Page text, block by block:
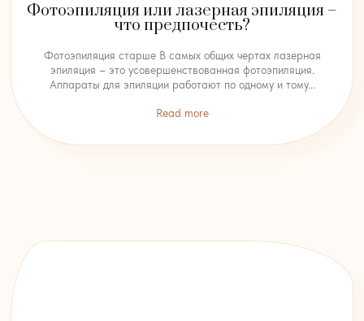
Фотоэпиляция или лазерная эпиляция –
что предпочесть?
Фотоэпиляция старше В самых общих чертах лазерная
эпиляция – это усовершенствованная фотоэпиляция.
Аппараты для эпиляции работают по одному и тому...
Read more